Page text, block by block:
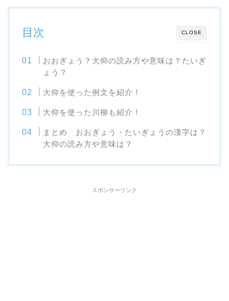
CLOSE
目次
おおぎょう？大仰の読み方や意味は？たいぎ
ょう？
大仰を使った例文を紹介！
大仰を使った川柳も紹介！
まとめ おおぎょう・たいぎょうの漢字は？
大仰の読み方や意味は？
スポンサーリンク